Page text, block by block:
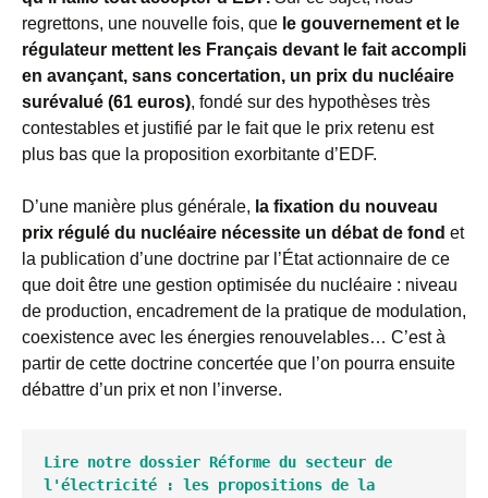
regrettons, une nouvelle fois, que le gouvernement et le
régulateur mettent les Français devant le fait accompli
en avançant, sans concertation, un prix du nucléaire
surévalué (61 euros), fondé sur des hypothèses très
contestables et justifié par le fait que le prix retenu est
plus bas que la proposition exorbitante d’EDF.
D’une manière plus générale, la fixation du nouveau
prix régulé du nucléaire nécessite un débat de fond et
la publication d’une doctrine par l’État actionnaire de ce
que doit être une gestion optimisée du nucléaire : niveau
de production, encadrement de la pratique de modulation,
coexistence avec les énergies renouvelables… C’est à
partir de cette doctrine concertée que l’on pourra ensuite
débattre d’un prix et non l’inverse.
Lire notre dossier Réforme du secteur de
l'électricité : les propositions de la